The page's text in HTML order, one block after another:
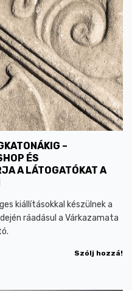
–
ÉS
A LÁTOGATÓKAT A
kiállításokkal készülnek a
ráadásul a Várkazamata
Szólj hozzá!